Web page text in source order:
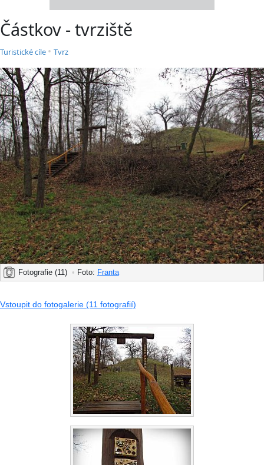
Částkov - tvrziště
Turistické cíle • Tvrz
Fotografie (11) • Foto: Franta
Vstoupit do fotogalerie (11 fotografií)